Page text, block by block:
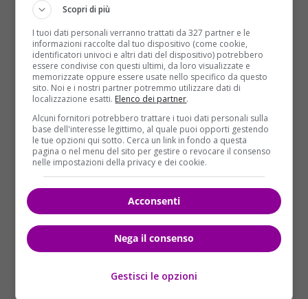
Il primo ministro di Malta, il laburistaJoseph
Muscat, ha detto che si è trattato di un “barbaro
attacco
” e che “non riposerò fino a che giustizia non
Caruana Galizia mi ha criticato fortemente sia a
Scopri di più
I tuoi dati personali verranno trattati da 327 partner e le
informazioni raccolte dal tuo dispositivo (come cookie,
identificatori univoci e altri dati del dispositivo) potrebbero
essere condivise con questi ultimi, da loro visualizzate e
memorizzate oppure essere usate nello specifico da questo
sito. Noi e i nostri partner potremmo utilizzare dati di
localizzazione esatti. Elenco dei partner.
Alcuni fornitori potrebbero trattare i tuoi dati personali sulla
base dell'interesse legittimo, al quale puoi opporti gestendo
le tue opzioni qui sotto. Cerca un link in fondo a questa
pagina o nel menu del sito per gestire o revocare il consenso
nelle impostazioni della privacy e dei cookie.
Acconsenti
Nega il consenso
Gestisci le opzioni